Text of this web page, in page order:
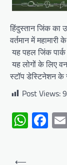
हिंदुस्तान जिंक का
वर्तमान में
यह पहल जिंक
यह लोगों के लिए
स्टॉप डेस्टिनेशन के
Post Views:
Post
⟵